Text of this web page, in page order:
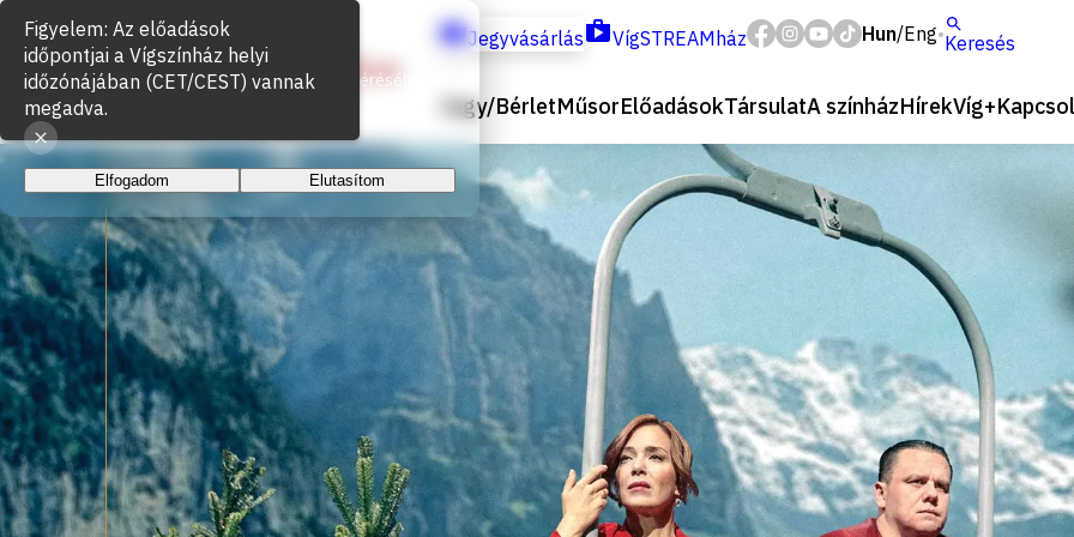
Jegyvásárlás VígSTREAMház Hun/Eng Keresés
Jegy/BérletMűsorElőadásokTársulatA színházHírekVíg+
Sütik használata
Az oldal működéséhez és a látogatottság méréséhez
sütiket használunk. A folytatással elfogadja a sütik
használatát.
Elfogadom Elutasítom